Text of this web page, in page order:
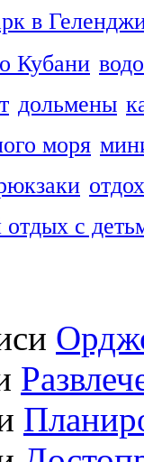
в
Кубани
дольмены
моря
с